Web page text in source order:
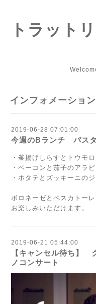
トラット
インフォメーション
2019-06-28 07:01:00
今週のBランチ パス
・釜揚げしらすとトウモ
・ベーコンと茄子のアラ
・ホタテとズッキーニの
ボロネーゼとペスカトー
お楽しみいただけます。
2019-06-21 05:44:00
【キャンセル待ち】
ノコンサート